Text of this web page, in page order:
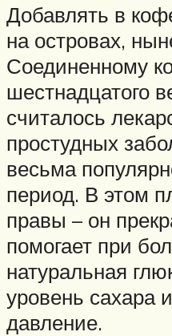
Добавлять в
на островах,
Соединенному
шестнадцатого
считалось
простудных
весьма
период. В этом
правы – он
помогает при
натуральная
уровень сахара
давление.